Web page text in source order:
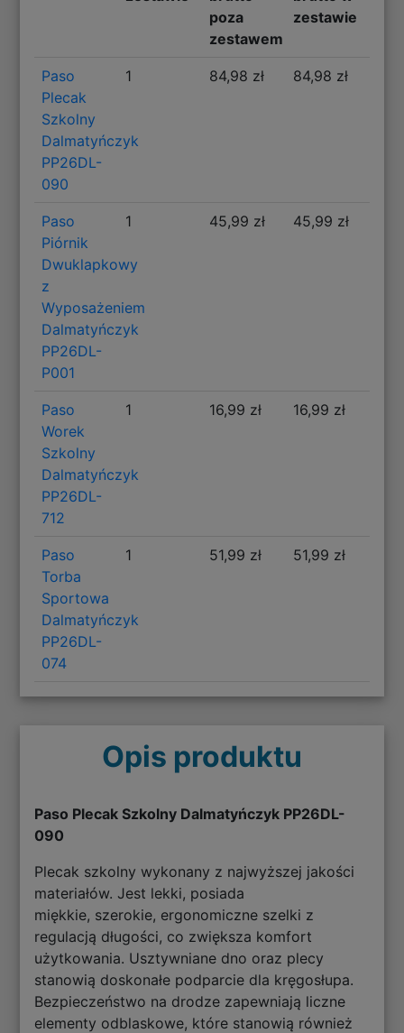
poza
zestawem
zestawie
Paso
Plecak
Szkolny
Dalmatyńczyk
PP26DL-
090
1 84,98 zł 84,98 zł
Paso
Piórnik
Dwuklapkowy
z
Wyposażeniem
Dalmatyńczyk
PP26DL-
P001
1 45,99 zł 45,99 zł
Paso
Worek
Szkolny
Dalmatyńczyk
PP26DL-
712
1 16,99 zł 16,99 zł
Paso
Torba
Sportowa
Dalmatyńczyk
PP26DL-
074
1 51,99 zł 51,99 zł
Opis produktu
Paso Plecak Szkolny Dalmatyńczyk PP26DL-
090
Plecak szkolny wykonany z najwyższej jakości
materiałów. Jest lekki, posiada
miękkie, szerokie, ergonomiczne szelki z
regulacją długości, co zwiększa komfort
użytkowania. Usztywniane dno oraz plecy
stanowią doskonałe podparcie dla kręgosłupa.
Bezpieczeństwo na drodze zapewniają liczne
elementy odblaskowe, które stanowią również